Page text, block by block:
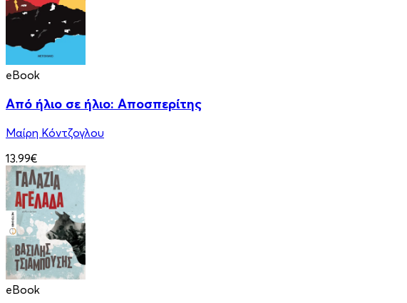
eBook
Από ήλιο σε ήλιο: Αποσπερίτης
Μαίρη Κόντζογλου
13.99€
eBook